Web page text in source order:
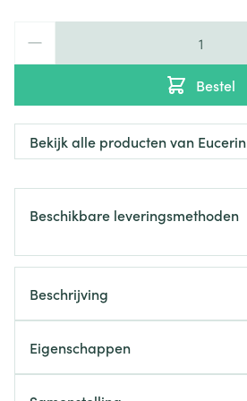
Bestel
Bekijk alle producten van Eucerin
Beschikbare leveringsmethoden
Beschrijving
Eigenschappen